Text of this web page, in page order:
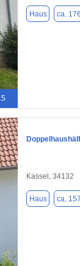
Haus ca.
Kassel, 34132
Haus ca.